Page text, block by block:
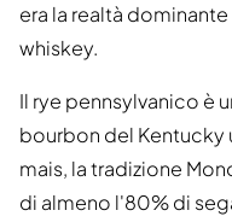
era la realtà
whiskey.
Il rye pennsylvanico è
bourbon del Kentucky
mais, la tradizione
di almeno l'80% di